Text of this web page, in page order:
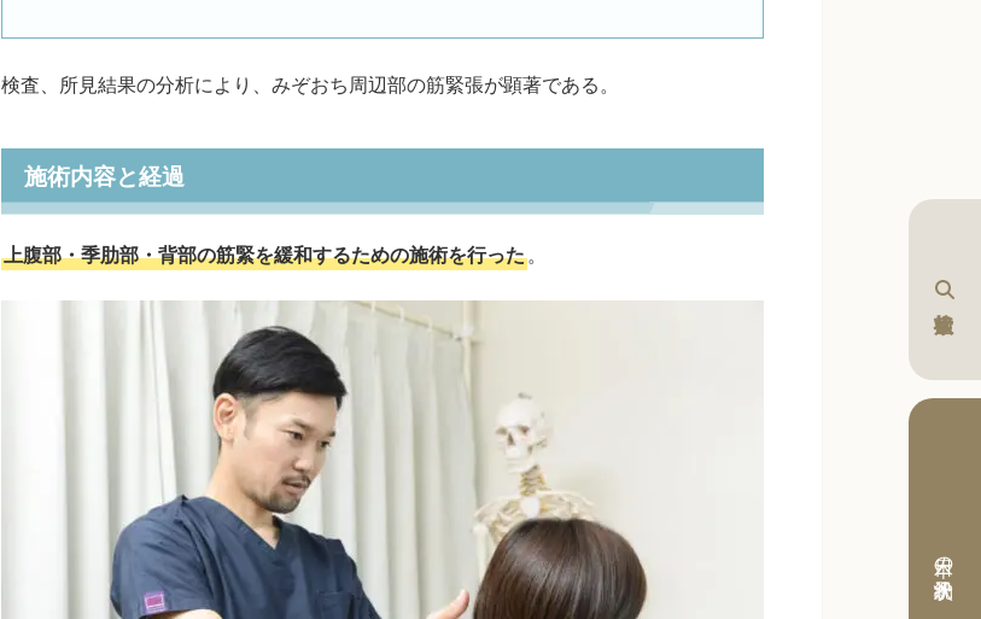
本日の予約状況
検査、所見結果の分析により、みぞおち周辺部の筋緊張が顕著である。
施術内容と経過
上腹部・季肋部・背部の筋緊を緩和するための施術を行った。